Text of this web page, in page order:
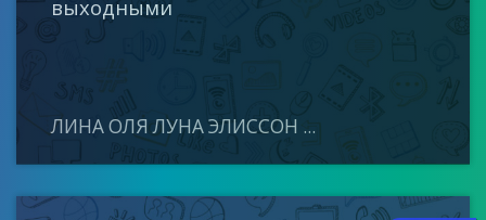
выходными
ЛИНА ОЛЯ ЛУНА ЭЛИССОН ...